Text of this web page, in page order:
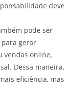
deve
pode ser
gerar
vendas online,
Dessa maneira,
eficiência, mas